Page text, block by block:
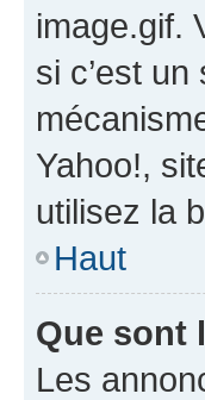
image.gif.
si c’est
Yahoo!,
utilisez la
Haut
Que sont
Les